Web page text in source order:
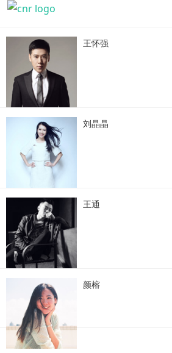
王怀强
刘晶晶
王通
颜榕